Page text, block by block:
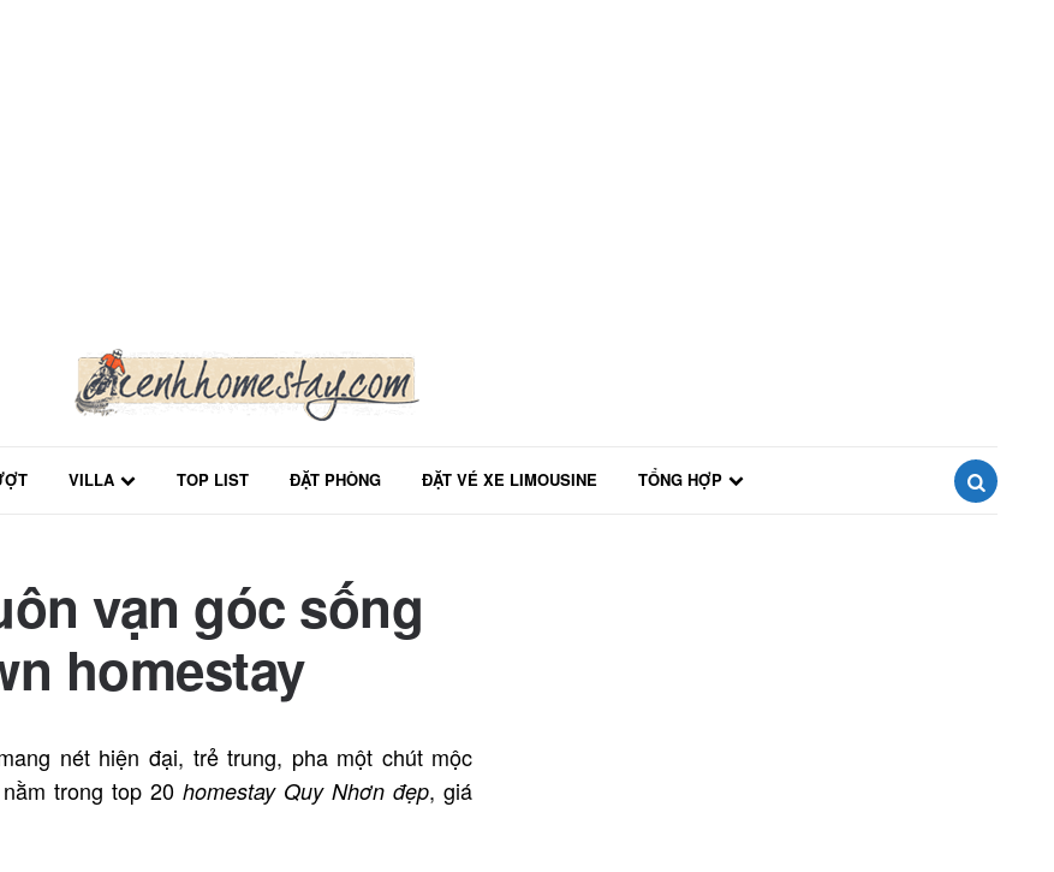
VILLA TOP LIST ĐẶT PHÒNG ĐẶT VÉ XE LIMOUSINE
TỔNG HỢP
vạn góc sống
homestay
nét hiện đại, trẻ trung, pha một chút mộc
trong top 20 homestay Quy Nhơn đẹp, giá